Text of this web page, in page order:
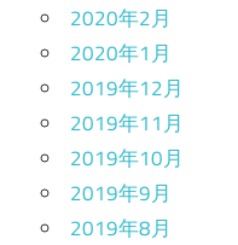
2020年2月
2020年1月
2019年12月
2019年11月
2019年10月
2019年9月
2019年8月